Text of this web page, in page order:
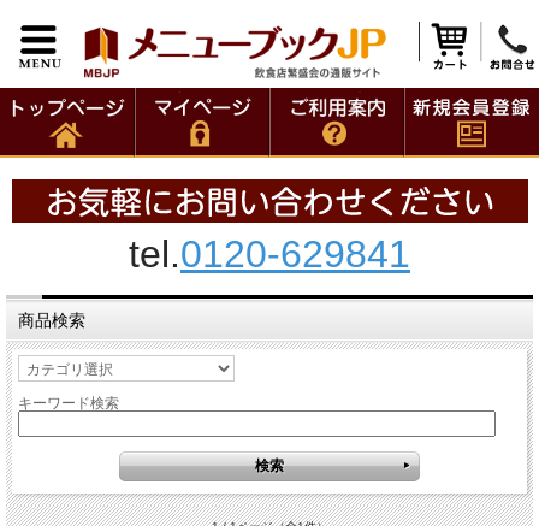
tel.0120-629841
商品検索
キーワード検索